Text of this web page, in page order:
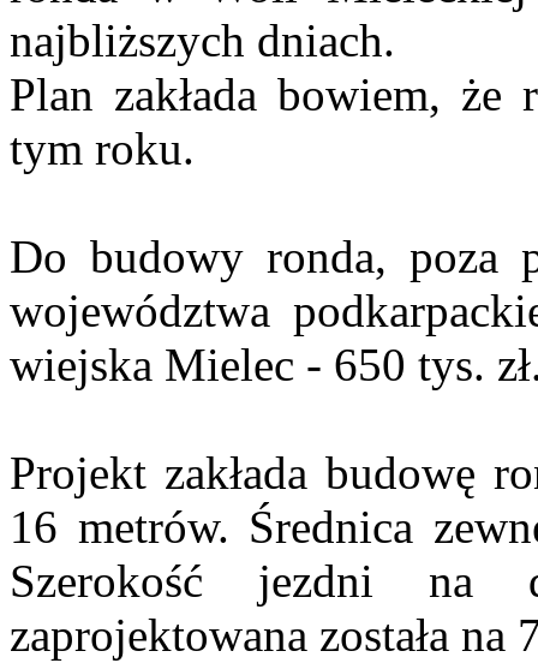
najbliższych dniach.
Plan zakłada bowiem,
tym roku.
Do budowy ronda, poza
województwa
wiejska Mielec - 650 tys.
Projekt zakłada budowę
16 metrów. Średnica
Szerokość jezdni na
zaprojektowana została